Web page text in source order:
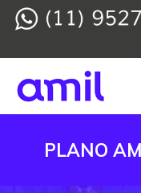
Skip
PLANO